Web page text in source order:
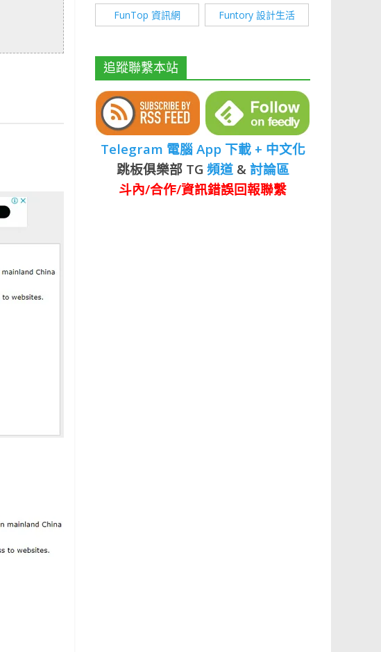
FunTop 資訊網 Funtory 設計生活
追蹤聯繫本站
Telegram 電腦 App 下載 + 中文化
跳板俱樂部 TG 頻道& 討論區
斗內/合作/資訊錯誤回報聯繫